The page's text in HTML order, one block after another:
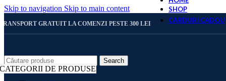
Skip to navigation Skip to main content
GRATUIT LA COMENZI PESTE 300 LEI
Search
CATEGORII DE PRODUSE
SHOP
CARDURI CADOU